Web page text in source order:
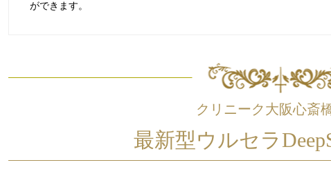
ができます。
クリニーク大阪心斎
最新型ウルセラ